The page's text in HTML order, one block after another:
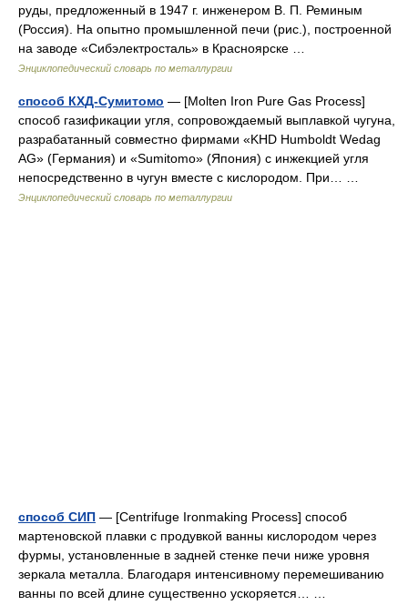
руды, предложенный в 1947 г. инженером В. П. Реминым
(Россия). На опытно промышленной печи (рис.), построенной
на заводе «Сибэлектросталь» в Красноярске …
Энциклопедический словарь по металлургии
способ КХД-Сумитомо — [Molten Iron Pure Gas Process]
способ газификации угля, сопровождаемый выплавкой чугуна,
разрабатанный совместно фирмами «KHD Humboldt Wedag
AG» (Германия) и «Sumitomo» (Япония) с инжекцией угля
непосредственно в чугун вместе с кислородом. При… …
Энциклопедический словарь по металлургии
способ СИП — [Centrifuge Ironmaking Process] способ
мартеновской плавки с продувкой ванны кислородом через
фурмы, установленные в задней стенке печи ниже уровня
зеркала металла. Благодаря интенсивному перемешиванию
ванны по всей длине существенно ускоряется… …